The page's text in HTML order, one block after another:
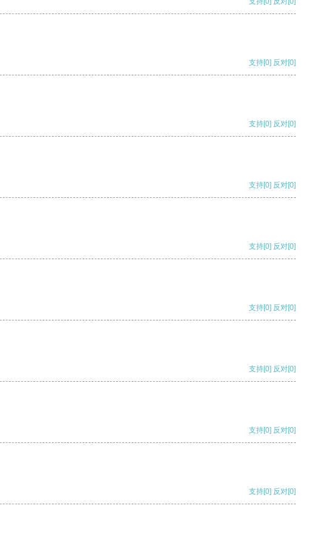
支持[0] 反对[0]
支持[0] 反对[0]
支持[0] 反对[0]
支持[0] 反对[0]
支持[0] 反对[0]
支持[0] 反对[0]
支持[0] 反对[0]
支持[0] 反对[0]